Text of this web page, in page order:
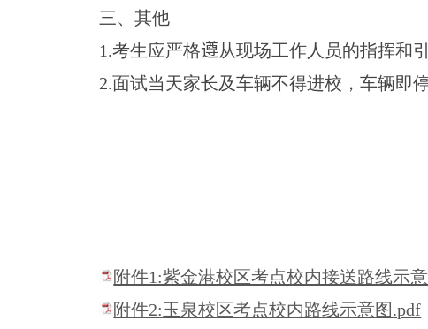
三、其他
1.考生应严格遵从现场工作人员的指挥和
2.面试当天家长及车辆不得进校，车辆即停
附件1:紫金港校区考点校内接送路线示
附件2:玉泉校区考点校内路线示意图.pdf